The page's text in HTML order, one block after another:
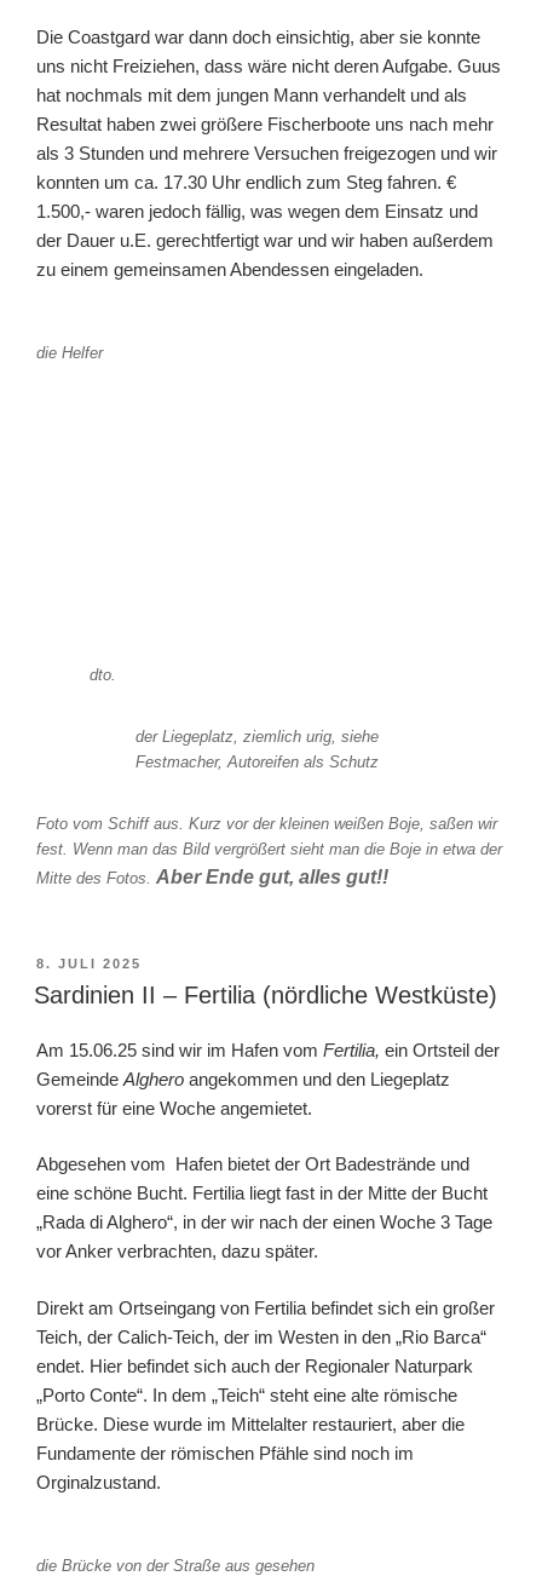
Die Coastgard war dann doch einsichtig, aber sie konnte
uns nicht Freiziehen, dass wäre nicht deren Aufgabe. Guus
hat nochmals mit dem jungen Mann verhandelt und als
Resultat haben zwei größere Fischerboote uns nach mehr
als 3 Stunden und mehrere Versuchen freigezogen und wir
konnten um ca. 17.30 Uhr endlich zum Steg fahren. €
1.500,- waren jedoch fällig, was wegen dem Einsatz und
der Dauer u.E. gerechtfertigt war und wir haben außerdem
zu einem gemeinsamen Abendessen eingeladen.
die Helfer
dto.
der Liegeplatz, ziemlich urig, siehe
Festmacher, Autoreifen als Schutz
Foto vom Schiff aus. Kurz vor der kleinen weißen Boje, saßen wir
fest. Wenn man das Bild vergrößert sieht man die Boje in etwa der
Mitte des Fotos. Aber Ende gut, alles gut!!
VERÖFFENTLICHT
AM
8. JULI 2025
Sardinien II – Fertilia (nördliche Westküste)
Am 15.06.25 sind wir im Hafen vom Fertilia, ein Ortsteil der
Gemeinde Alghero angekommen und den Liegeplatz
vorerst für eine Woche angemietet.
Abgesehen vom Hafen bietet der Ort Badestrände und
eine schöne Bucht. Fertilia liegt fast in der Mitte der Bucht
„Rada di Alghero“, in der wir nach der einen Woche 3 Tage
vor Anker verbrachten, dazu später.
Direkt am Ortseingang von Fertilia befindet sich ein großer
Teich, der Calich-Teich, der im Westen in den „Rio Barca“
endet. Hier befindet sich auch der Regionaler Naturpark
„Porto Conte“. In dem „Teich“ steht eine alte römische
Brücke. Diese wurde im Mittelalter restauriert, aber die
Fundamente der römischen Pfähle sind noch im
Orginalzustand.
die Brücke von der Straße aus gesehen